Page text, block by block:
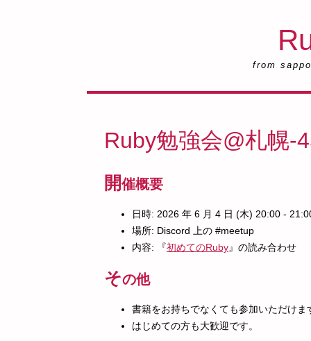
from
Ruby勉強会@札幌-
開催概要
日時: 2026 年 6 月 4 日 (木) 20:00 -
場所: Discord 上の #meetup
内容: 『初めてのRuby』の読み合わせ
その他
書籍をお持ちでなくても参加いただけま
はじめての方も大歓迎です。